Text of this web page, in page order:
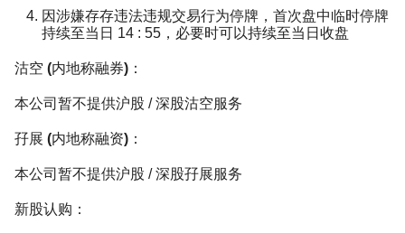
因涉嫌存存违法违规交易行为停牌，首次盘中临时停牌
持续至当日 14 : 55，必要时可以持续至当日收盘
沽空 (内地称融券)：
本公司暂不提供沪股 / 深股沽空服务
孖展 (内地称融资)：
本公司暂不提供沪股 / 深股孖展服务
新股认购：